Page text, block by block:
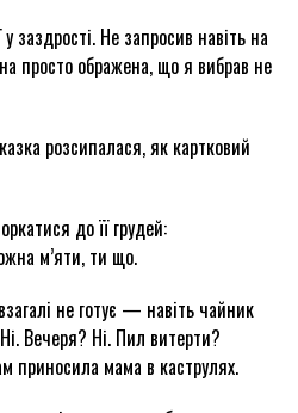
заздрості. Не запросив навіть на
просто ображена, що я вибрав не
розсипалася, як картковий
до її грудей:
м’яти, ти що.
не готує — навіть чайник
Вечеря? Ні. Пил витерти?
приносила мама в каструлях.